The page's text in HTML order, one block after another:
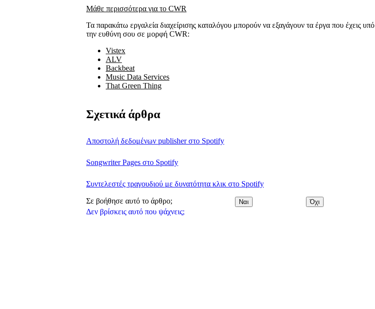
Δεν βρίσκεις αυτό που ψάχνεις;
Μάθε περισσότερα για το CWR
Τα παρακάτω εργαλεία διαχείρισης καταλόγου μπορούν να εξαγάγουν τα έργα που έχεις υπό
την ευθύνη σου σε μορφή CWR:
Vistex
ALV
Backbeat
Music Data Services
That Green Thing
Σχετικά άρθρα
Αποστολή δεδομένων publisher στο Spotify
Songwriter Pages στο Spotify
Συντελεστές τραγουδιού με δυνατότητα κλικ στο Spotify
Σε βοήθησε αυτό το άρθρο; Ναι Όχι